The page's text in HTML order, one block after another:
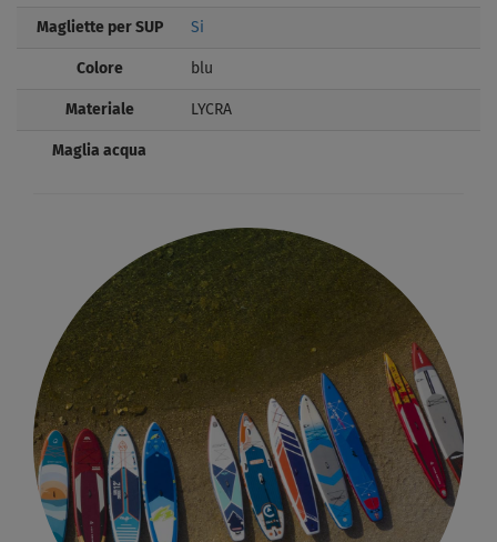
Magliette per SUP Si
Colore blu
Materiale LYCRA
Maglia acqua